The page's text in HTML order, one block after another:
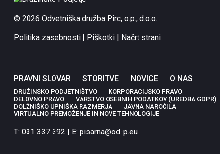
© 2026 Odvetniška družba Pirc, o.p., d.o.o.
Politika zasebnosti | Piškotki | Načrt strani
PRAVNI SLOVAR STORITVE NOVICE O NAS
DRUŽINSKO PODJETNIŠTVO
KORPORACIJSKO PRAVO
DELOVNO PRAVO
VARSTVO OSEBNIH PODATKOV (UREDBA GDPR)
DOLŽNIŠKO UPNIŠKA RAZMERJA
JAVNA NAROČILA
VIRTUALNO PREMOŽENJE IN NOVE TEHNOLOGIJE
T: 031 337 392 | E: pisarna@od-p.eu